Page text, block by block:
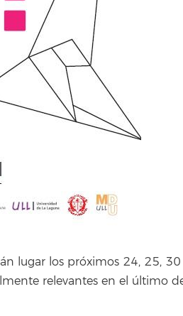
lugar los próximos 24, 25,
relevantes en el último